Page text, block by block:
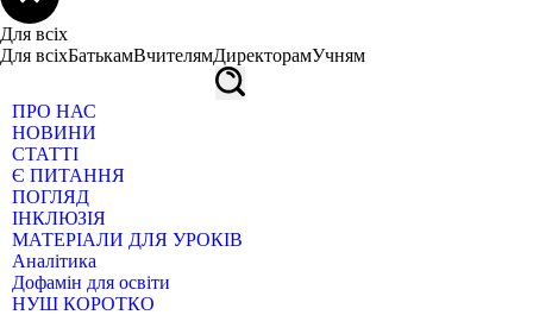
Для всіх
Для всіхБатькамВчителямДиректорамУчням
ПРО НАС
НОВИНИ
СТАТТІ
Є ПИТАННЯ
ПОГЛЯД
ІНКЛЮЗІЯ
МАТЕРІАЛИ ДЛЯ УРОКІВ
Аналітика
Дофамін для освіти
НУШ КОРОТКО